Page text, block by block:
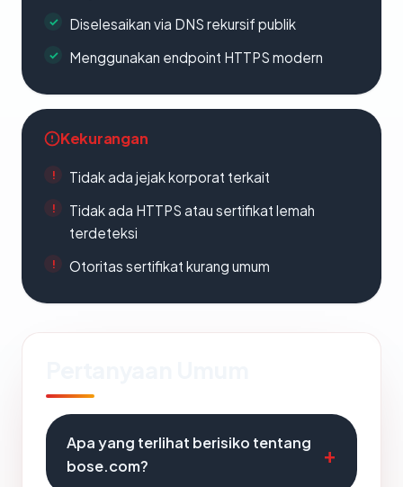
Diselesaikan via DNS rekursif publik
Menggunakan endpoint HTTPS modern
Kekurangan
Tidak ada jejak korporat terkait
Tidak ada HTTPS atau sertifikat lemah
terdeteksi
Otoritas sertifikat kurang umum
Apa yang terlihat berisiko tentang
bose.com?